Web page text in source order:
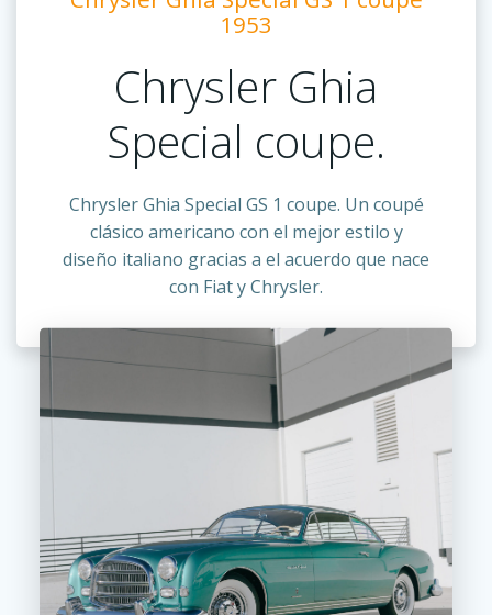
1953
Chrysler Ghia
Special coupe.
Chrysler Ghia Special GS 1 coupe. Un coupé
clásico americano con el mejor estilo y
diseño italiano gracias a el acuerdo que nace
con Fiat y Chrysler.